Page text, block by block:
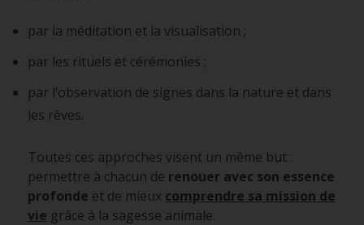
par la méditation et la visualisation ;
par les rituels et cérémonies ;
par l’observation de signes dans la nature et dans
les rêves.
Toutes ces approches visent un même but :
permettre à chacun de renouer avec son essence
profonde et de mieux comprendre sa mission de
vie grâce à la sagesse animale.